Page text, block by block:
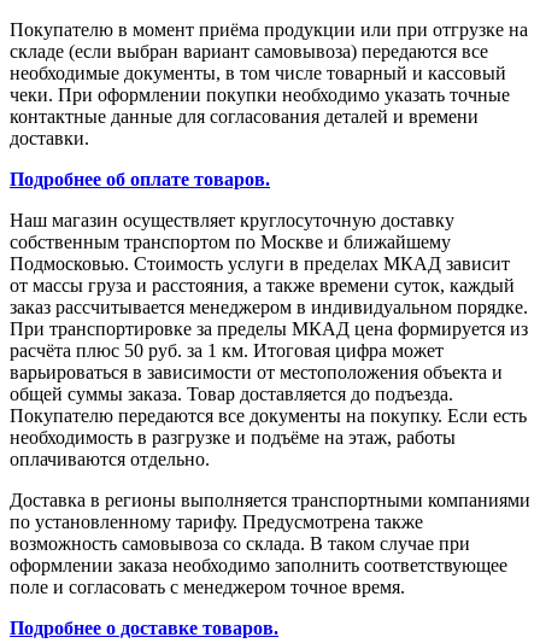
Покупателю в момент приёма продукции или при отгрузке на
складе (если выбран вариант самовывоза) передаются все
необходимые документы, в том числе товарный и кассовый
чеки. При оформлении покупки необходимо указать точные
контактные данные для согласования деталей и времени
доставки.
Подробнее об оплате товаров.
Наш магазин осуществляет круглосуточную доставку
собственным транспортом по Москве и ближайшему
Подмосковью. Стоимость услуги в пределах МКАД зависит
от массы груза и расстояния, а также времени суток, каждый
заказ рассчитывается менеджером в индивидуальном порядке.
При транспортировке за пределы МКАД цена формируется из
расчёта плюс 50 руб. за 1 км. Итоговая цифра может
варьироваться в зависимости от местоположения объекта и
общей суммы заказа. Товар доставляется до подъезда.
Покупателю передаются все документы на покупку. Если есть
необходимость в разгрузке и подъёме на этаж, работы
оплачиваются отдельно.
Доставка в регионы выполняется транспортными компаниями
по установленному тарифу. Предусмотрена также
возможность самовывоза со склада. В таком случае при
оформлении заказа необходимо заполнить соответствующее
поле и согласовать с менеджером точное время.
Подробнее о доставке товаров.